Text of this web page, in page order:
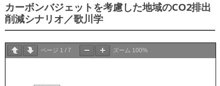
カーボンバジェットを考慮した地域のCO2排出
削減シナリオ／歌川学
ページ 1 / 7 ズーム 100%